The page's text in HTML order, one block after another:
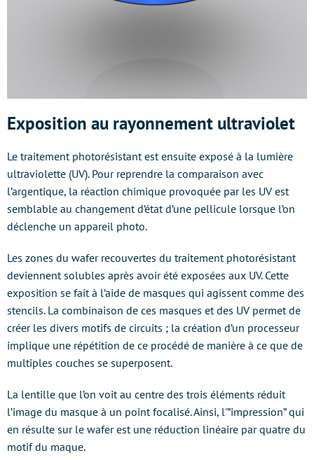
Exposition au rayonnement ultraviolet
Le traitement photorésistant est ensuite exposé à la lumière
ultraviolette (UV). Pour reprendre la comparaison avec
l’argentique, la réaction chimique provoquée par les UV est
semblable au changement d’état d’une pellicule lorsque l’on
déclenche un appareil photo.
Les zones du wafer recouvertes du traitement photorésistant
deviennent solubles après avoir été exposées aux UV. Cette
exposition se fait à l’aide de masques qui agissent comme des
stencils. La combinaison de ces masques et des UV permet de
créer les divers motifs de circuits ; la création d’un processeur
implique une répétition de ce procédé de manière à ce que de
multiples couches se superposent.
La lentille que l’on voit au centre des trois éléments réduit
l’image du masque à un point focalisé. Ainsi, l'”impression” qui
en résulte sur le wafer est une réduction linéaire par quatre du
motif du maque.